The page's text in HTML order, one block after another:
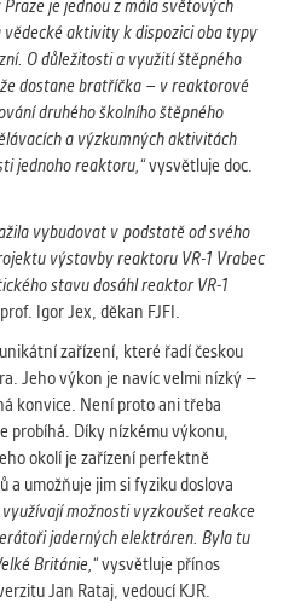
nám pomáhají
Zpravidla jde o
které k
obsahu podle
jde o
stran, které nám
chování
zařadit.
kategorie
je jednou z mála světových
aktivity k dispozici oba typy
O důležitosti a využití štěpného
dostane bratříčka – v reaktorové
druhého školního štěpného
a výzkumných aktivitách
jednoho reaktoru,“vysvětluje doc.
vybudovat v podstatě od svého
výstavby reaktoru VR-1 Vrabec
stavu dosáhl reaktor VR-1
Igor Jex, děkan FJFI.
zařízení, které řadí českou
Jeho výkon je navíc velmi nízký –
konvice. Není proto ani třeba
probíhá. Díky nízkému výkonu,
okolí je zařízení perfektně
umožňuje jim si fyziku doslova
možnosti vyzkoušet reakce
jaderných elektráren. Byla tu
Británie,“vysvětluje přínos
Jan Rataj, vedoucí KJR.